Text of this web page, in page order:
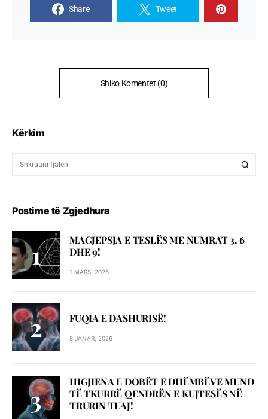
Share Tweet
Shiko Komentet (0)
Kërkim
Postime të Zgjedhura
MAGJEPSJA E TESLËS ME NUMRAT 3, 6
DHE 9!
1 MARS, 2026
FUQIA E DASHURISË!
8 JANAR, 2026
HIGJIENA E DOBËT E DHËMBËVE MUND
TË TKURRË QENDRËN E KUJTESËS NË
TRURIN TUAJ!